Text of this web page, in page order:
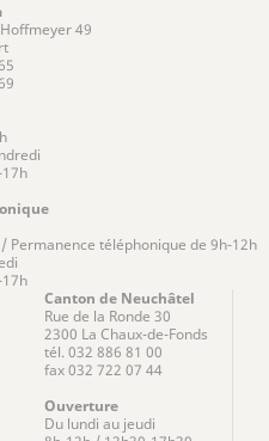
49
Permanence téléphonique de 9h-12h
Canton de Neuchâtel
Rue de la Ronde 30
2300 La Chaux-de-Fonds
tél. 032 886 81 00
fax 032 722 07 44
Ouverture
Du lundi au jeudi